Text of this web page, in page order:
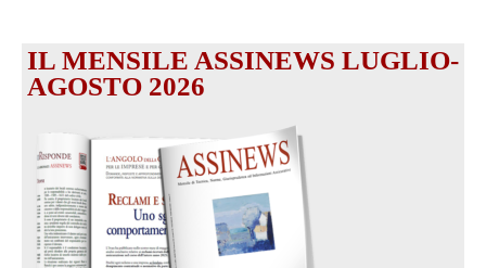
IL MENSILE ASSINEWS LUGLIO-
AGOSTO 2026